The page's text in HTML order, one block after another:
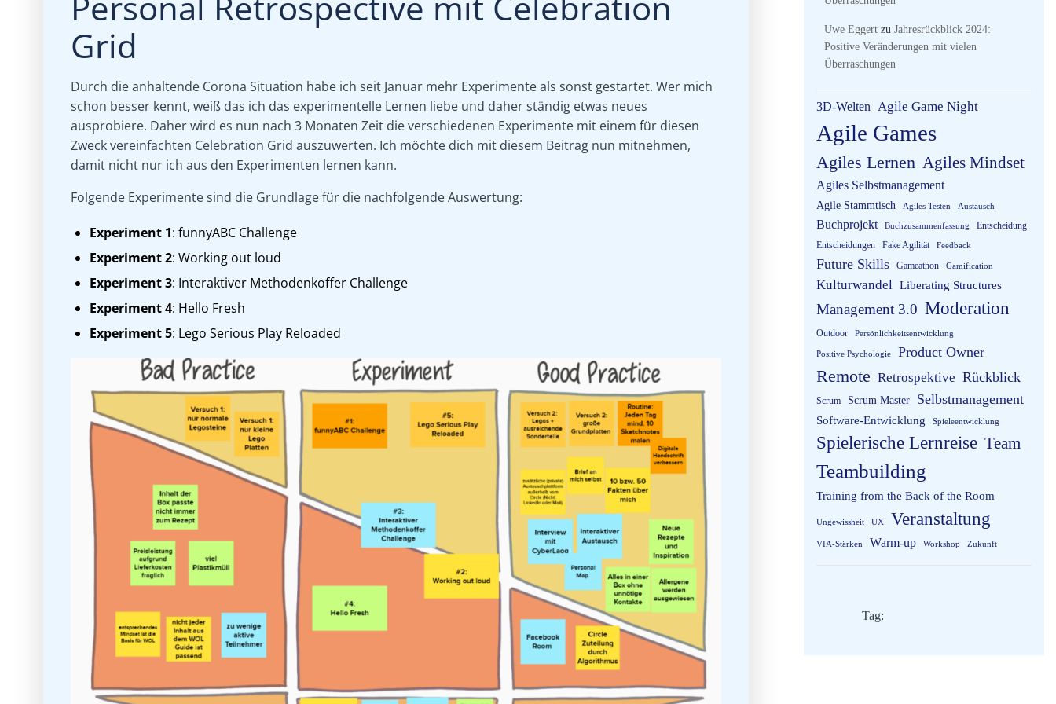
Grid
Durch die anhaltende Corona Situation habe ich seit Januar mehr Experimente als sonst gestartet. Wer mich
schon besser kennt, weiß das ich das experimentelle Lernen liebe und daher ständig etwas neues
ausprobiere. Daher wird es nun nach 3 Monaten Zeit die verschiedenen Experimente mit einem für diesen
Zweck vereinfachten Celebration Grid auszuwerten. Ich möchte dich mit diesem Beitrag nun mitnehmen,
damit nicht nur ich aus den Experimenten lernen kann.
Folgende Experimente sind die Grundlage für die nachfolgende Auswertung:
Experiment 1: funnyABC Challenge
Experiment 2: Working out loud
Experiment 3: Interaktiver Methodenkoffer Challenge
Experiment 4: Hello Fresh
Experiment 5: Lego Serious Play Reloaded
Uwe Eggert zu Jahresrückblick 2024:
Positive Veränderungen mit vielen
Überraschungen
3D-Welten Agile Game Night
Agile Games
Agiles Lernen Agiles Mindset
Agiles Selbstmanagement
Agile Stammtisch Agiles Testen Austausch
Buchprojekt Buchzusammenfassung
Entscheidung
Entscheidungen
Fake Agilität Feedback
Future Skills Gameathon Gamification
Kulturwandel Liberating Structures
Management 3.0 Moderation
Outdoor Persönlichkeitsentwicklung
Positive Psychologie Product Owner
Remote Retrospektive Rückblick
Scrum Scrum Master Selbstmanagement
Software-Entwicklung Spieleentwicklung
Spielerische Lernreise Team
Teambuilding
Training from the Back of the Room
Ungewissheit UX Veranstaltung
VIA-Stärken Warm-up Workshop Zukunft
Tag: